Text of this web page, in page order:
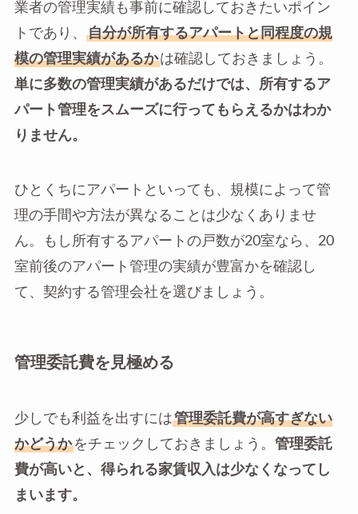
業者の管理実績も事前に確認しておきたいポイン
トであり、
自分が所有するアパートと同程度の規
模の管理実績があるかは確認しておきましょう。
単に多数の管理実績があるだけでは、所有するア
パート管理をスムーズに行ってもらえるかはわか
りません。
ひとくちにアパートといっても、規模によって管
理の手間や方法が異なることは少なくありませ
ん。もし所有するアパートの戸数が20室なら、20
室前後のアパート管理の実績が豊富かを確認し
て、契約する管理会社を選びましょう。
管理委託費を見極める
少しでも利益を出すには管理委託費が高すぎない
かどうかをチェックしておきましょう。 管理委託
費が高いと、得られる家賃収入は少なくなってし
まいます。